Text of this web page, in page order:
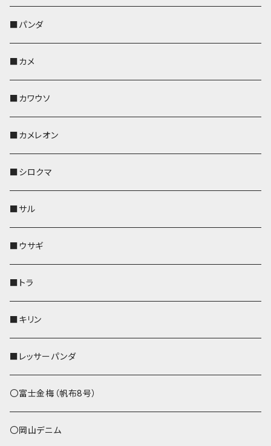
靴下・ミニタオル
財布
その他
ペンホルダー
財布
靴下・ミニタオル
その他
レザートレイ
ペンホルダー
財布
靴下・ミニタオル
その他
レザートレイ
ペンホルダー
ペットボトルホルダー
スマホケース
財布
靴下・ミニタオル
その他
AppleWatchバンド
レザートレイ
ペンホルダー
靴下・ミニタオル
財布
その他
帆布・デニム
KONBU
ポーチ
AppleWatchバンド
ペンホルダー
レザートレイ
財布
靴下・ミニタオル
その他
ポーチ
ポシェット・バッグ
帆布・デニム
KONBU
コインケース
AppleWatchバンド
ペットボトルホルダー
ペンホルダー
靴下・ミニタオル
財布
その他
コインケース
レザートレイ
ペンホルダー
ペットボトルホルダー
AppleWatchバンド
財布
その他
レザートレイ
ペンホルダー
ペットボトルホルダー
キーケース
名刺入れ・カードケース
AppleWatchバンド
財布
メガネケース
レザートレイ
キーケース
ペンホルダー
IDカードケース
ペットボトルホルダー
その他
リール付きストラップ
リールのみ
ストラップ付
パスケース
キーケース
コインケース
名刺入れ
AppleWatchバンド
メガネケース
財布
IDカードケース
パスケース
名刺入れ・カードケース
メガネケース
リール付きストラップ
リールのみ
ストラップ付
ペットボトルホルダー
キーケース
ペンホルダー
AppleWatchバンド
L字ファスナー財布
その他
パスケース
キーケース
コインケース
メガネケース
名刺入れ
財布
Apple Watchバンド
その他
■パンダ
■カメ
■カワウソ
■カメレオン
■シロクマ
■サル
■ウサギ
■トラ
■キリン
■レッサーパンダ
〇富士金梅（帆布8号）
〇岡山デニム